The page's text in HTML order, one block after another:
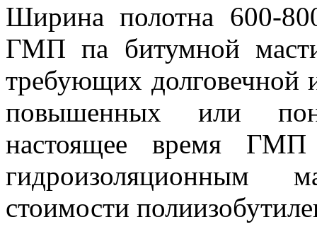
Ширина полотна 600-
ГМП па битумной
требующих долговечной
повышенных или
настоящее время ГМП
гидроизоляционным
стоимости